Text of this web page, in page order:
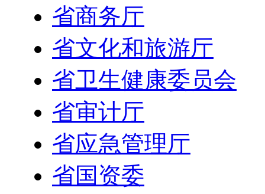
省商务厅
省文化和旅游厅
省卫生健康委员会
省审计厅
省应急管理厅
省国资委